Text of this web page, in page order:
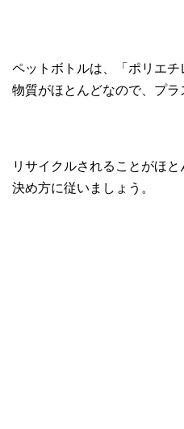
ペットボトルは、「ポリエ
物質がほとんどなので、プラ
リサイクルされることがほ
決め方に従いましょう。